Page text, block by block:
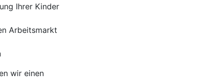
Ihrer Kinder
Arbeitsmarkt
wir einen